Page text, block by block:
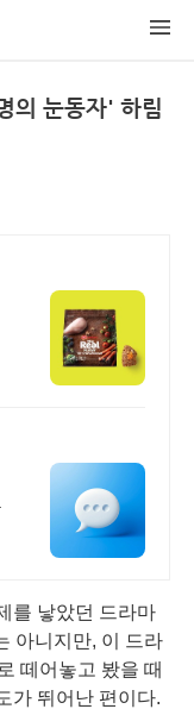
의 눈동자' 하림
를 낳았던 드라마
아니지만, 이 드라
떼어놓고 봤을 때
가 뛰어난 편이다.